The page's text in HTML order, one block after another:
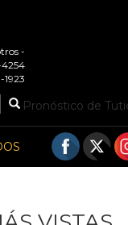
-
4254
Pronóstico de